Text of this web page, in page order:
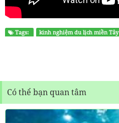
Tags: kinh nghiệm du lịch miền Tây
Có thể bạn quan tâm